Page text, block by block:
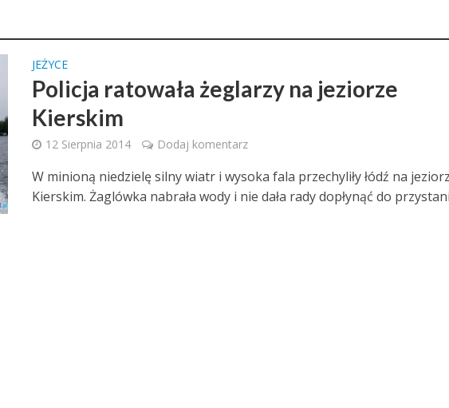
JEŻYCE
Policja ratowała żeglarzy na jeziorze
Kierskim
12 Sierpnia 2014 Dodaj komentarz
W minioną niedzielę silny wiatr i wysoka fala przechyliły łódź na
Kierskim. Żaglówka nabrała wody i nie dała rady dopłynąć do